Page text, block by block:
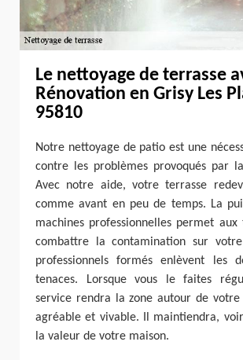
Le nettoyage de terrasse
Rénovation en Grisy Les
95810
Notre nettoyage de patio est une
contre les problèmes provoqués par
Avec notre aide, votre terrasse
comme avant en peu de temps. La
machines professionnelles permet aux
combattre la contamination sur
professionnels formés enlèvent les
tenaces. Lorsque vous le faites
service rendra la zone autour de
agréable et vivable. Il maintiendra,
la valeur de votre maison.